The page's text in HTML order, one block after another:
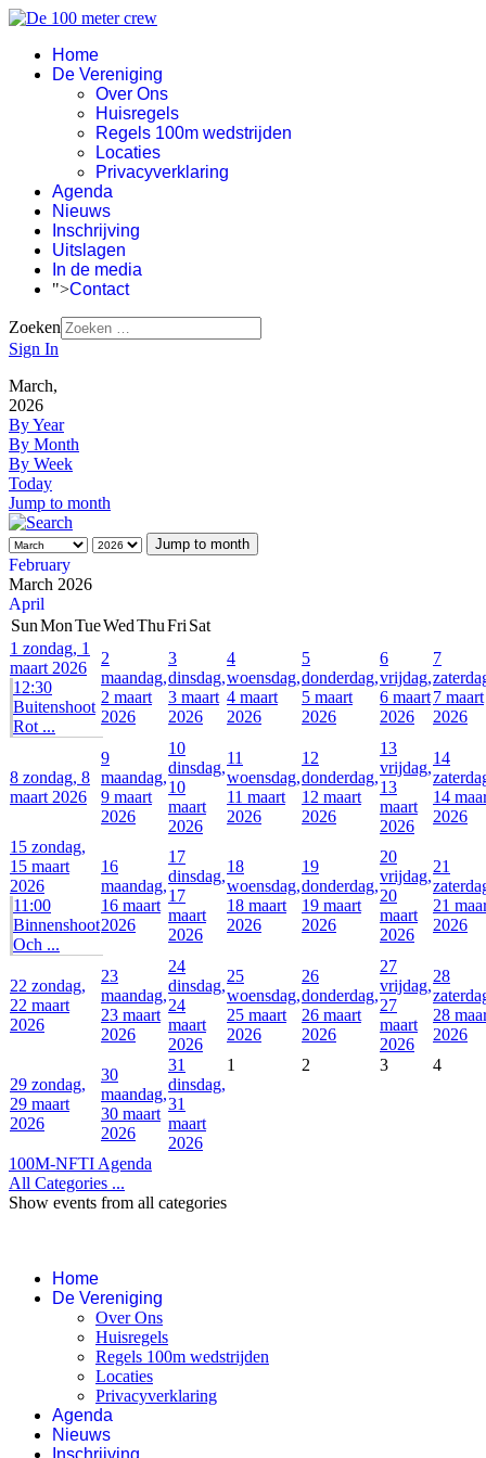
Home
De Vereniging
Over Ons
Huisregels
Regels 100m wedstrijden
Locaties
Privacyverklaring
Agenda
Nieuws
Inschrijving
Uitslagen
In de media
">Contact
Zoeken
Sign In
March,
2026
By Year
By Month
By Week
Today
Jump to month
Jump to month
February
March 2026
April
SunMonTueWedThuFri Sat
1 zondag, 1
maart 2026
12:30
Buitenshoot
Rot ...
2
maandag,
2 maart
2026
3
dinsdag,
3 maart
2026
4
woensdag,
4 maart
2026
5
donderdag,
5 maart
2026
6
vrijdag,
6 maart
2026
7
7 maart
2026
8 zondag, 8
maart 2026
9
maandag,
9 maart
2026
10
dinsdag,
10
maart
2026
11
woensdag,
11 maart
2026
12
donderdag,
12 maart
2026
13
vrijdag,
13
maart
2026
14
14
2026
15 zondag,
15 maart
2026
11:00
Binnenshoot
Och ...
16
maandag,
16 maart
2026
17
dinsdag,
17
maart
2026
18
woensdag,
18 maart
2026
19
donderdag,
19 maart
2026
20
vrijdag,
20
maart
2026
21
21
2026
22 zondag,
22 maart
2026
23
maandag,
23 maart
2026
24
dinsdag,
24
maart
2026
25
woensdag,
25 maart
2026
26
donderdag,
26 maart
2026
27
vrijdag,
27
maart
2026
28
28
2026
29 zondag,
29 maart
2026
30
maandag,
30 maart
2026
31
dinsdag,
31
maart
2026
1 2 3 4
100M-NFTI Agenda
All Categories ...
Show events from all categories
Home
De Vereniging
Over Ons
Huisregels
Regels 100m wedstrijden
Locaties
Privacyverklaring
Agenda
Nieuws
Inschrijving